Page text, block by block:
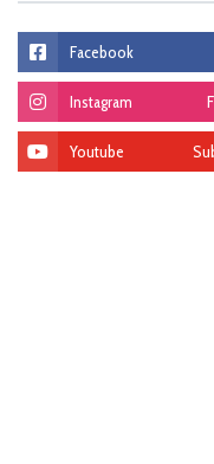
Facebook
Instagram
Youtube